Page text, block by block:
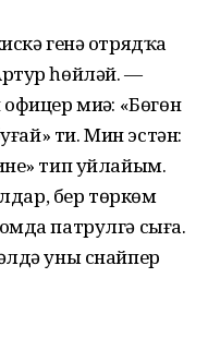
генә отрядҡа
һөйләй. —
миңә: «Бөгөн
ти. Мин эстән:
тип уйлайым.
бер төркөм
патрулгә сыға.
уны снайпер